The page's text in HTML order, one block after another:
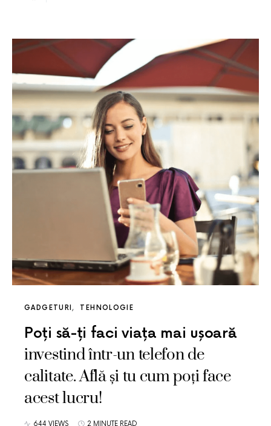
GADGETURI TEHNOLOGIE
Poți să-ți faci viața mai ușoară
investind într-un telefon de
calitate. Află și tu cum poți face
acest lucru!
644 VIEWS 2 MINUTE READ